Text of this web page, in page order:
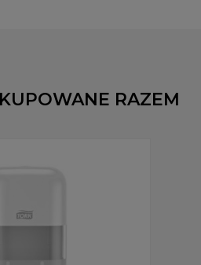
RAZEM